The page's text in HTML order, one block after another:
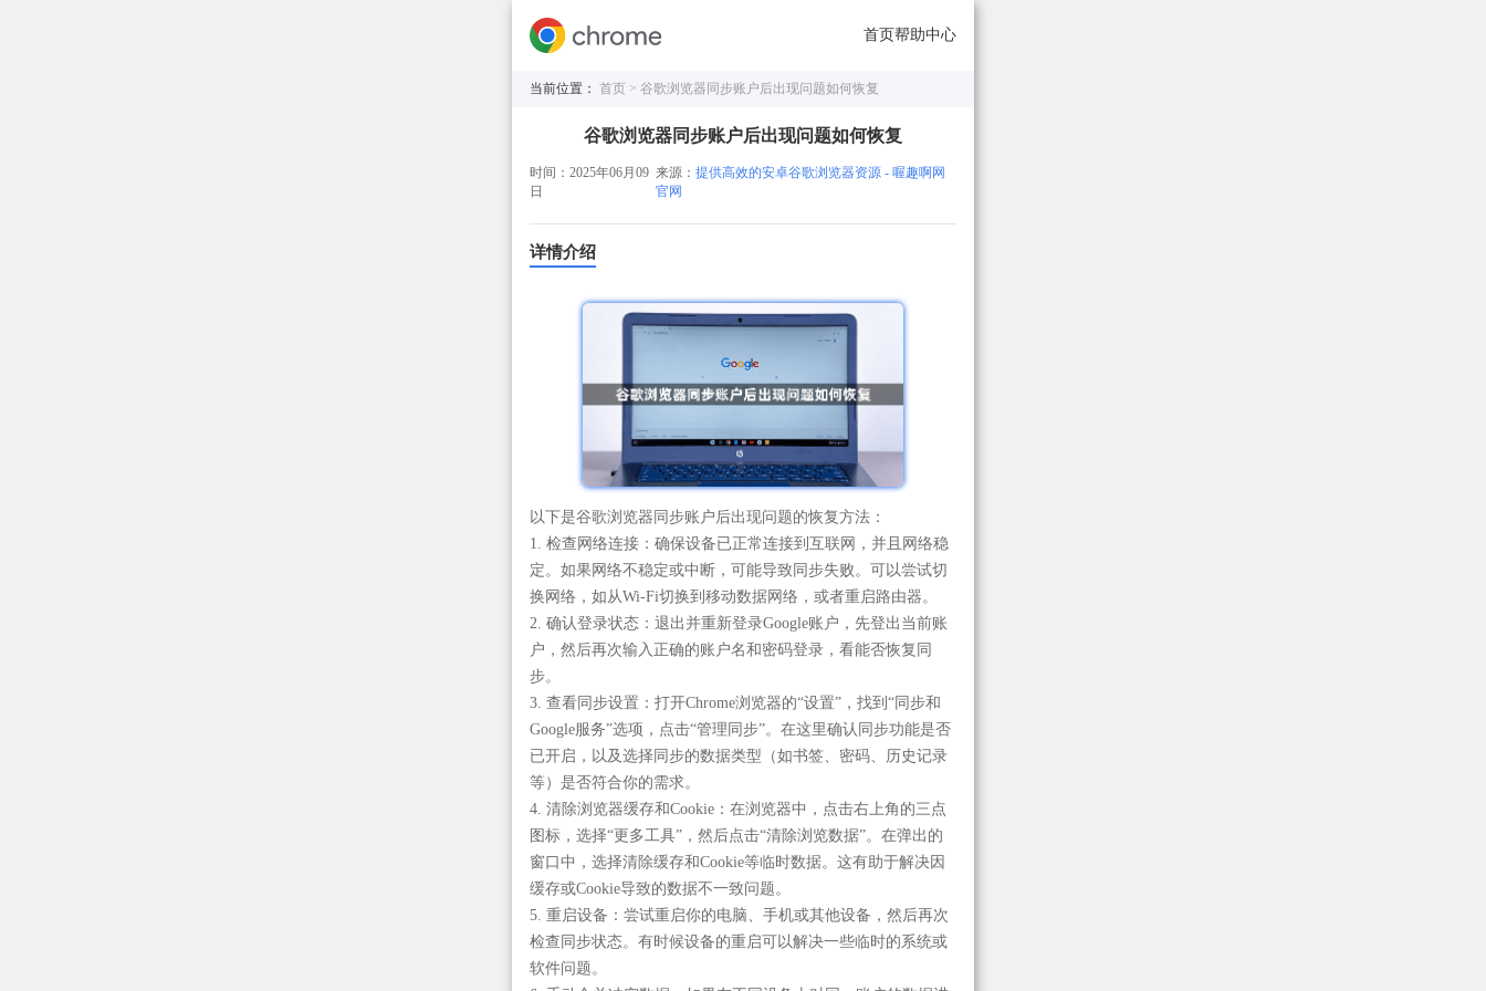
首页帮助中心
当前位置： 首页 > 谷歌浏览器同步账户后出现问题如何恢复
谷歌浏览器同步账户后出现问题如何恢复
时间：2025年06月09
日
来源：提供高效的安卓谷歌浏览器资源 - 喔趣啊网
官网
详情介绍
以下是谷歌浏览器同步账户后出现问题的恢复方法：
1. 检查网络连接：确保设备已正常连接到互联网，并且网络稳
定。如果网络不稳定或中断，可能导致同步失败。可以尝试切
换网络，如从Wi-Fi切换到移动数据网络，或者重启路由器。
2. 确认登录状态：退出并重新登录Google账户，先登出当前账
户，然后再次输入正确的账户名和密码登录，看能否恢复同
步。
3. 查看同步设置：打开Chrome浏览器的“设置”，找到“同步和
Google服务”选项，点击“管理同步”。在这里确认同步功能是否
已开启，以及选择同步的数据类型（如书签、密码、历史记录
等）是否符合你的需求。
4. 清除浏览器缓存和Cookie：在浏览器中，点击右上角的三点
图标，选择“更多工具”，然后点击“清除浏览数据”。在弹出的
窗口中，选择清除缓存和Cookie等临时数据。这有助于解决因
缓存或Cookie导致的数据不一致问题。
5. 重启设备：尝试重启你的电脑、手机或其他设备，然后再次
检查同步状态。有时候设备的重启可以解决一些临时的系统或
软件问题。